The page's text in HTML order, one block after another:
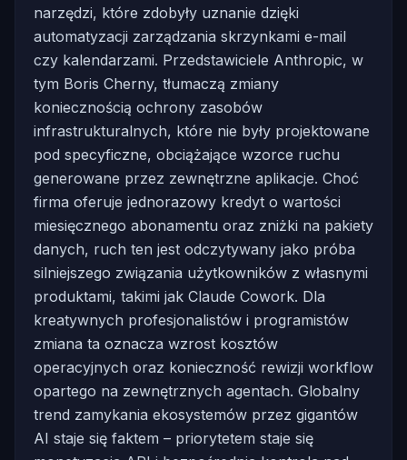
narzędzi, które zdobyły uznanie dzięki
automatyzacji zarządzania skrzynkami e-mail
czy kalendarzami. Przedstawiciele Anthropic, w
tym Boris Cherny, tłumaczą zmiany
koniecznością ochrony zasobów
infrastrukturalnych, które nie były projektowane
pod specyficzne, obciążające wzorce ruchu
generowane przez zewnętrzne aplikacje. Choć
firma oferuje jednorazowy kredyt o wartości
miesięcznego abonamentu oraz zniżki na pakiety
danych, ruch ten jest odczytywany jako próba
silniejszego związania użytkowników z własnymi
produktami, takimi jak Claude Cowork. Dla
kreatywnych profesjonalistów i programistów
zmiana ta oznacza wzrost kosztów
operacyjnych oraz konieczność rewizji workflow
opartego na zewnętrznych agentach. Globalny
trend zamykania ekosystemów przez gigantów
AI staje się faktem – priorytetem staje się